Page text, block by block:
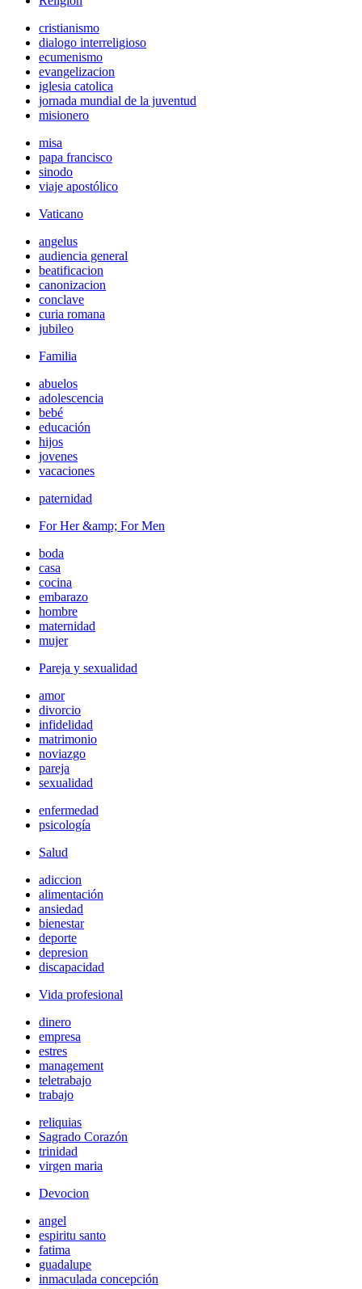
cristianismo
dialogo interreligioso
ecumenismo
evangelizacion
iglesia catolica
jornada mundial de la juventud
misionero
misa
papa francisco
sinodo
viaje apostólico
Vaticano
angelus
audiencia general
beatificacion
canonizacion
conclave
curia romana
jubileo
Familia
abuelos
adolescencia
bebé
educación
hijos
jovenes
vacaciones
paternidad
For Her &amp; For Men
boda
casa
cocina
embarazo
hombre
maternidad
mujer
Pareja y sexualidad
amor
divorcio
infidelidad
matrimonio
noviazgo
pareja
sexualidad
enfermedad
psicología
Salud
adiccion
alimentación
ansiedad
bienestar
deporte
depresion
discapacidad
Vida profesional
dinero
empresa
estres
management
teletrabajo
trabajo
reliquias
Sagrado Corazón
trinidad
virgen maria
Devocion
angel
espiritu santo
fatima
guadalupe
inmaculada concepción